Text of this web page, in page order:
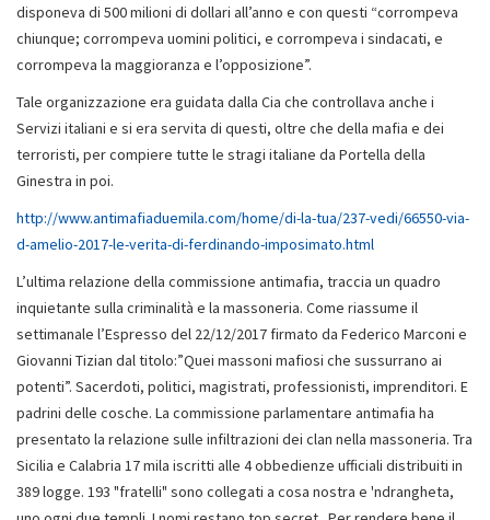
disponeva di 500 milioni di dollari all’anno e con questi “corrompeva
chiunque; corrompeva uomini politici, e corrompeva i sindacati, e
corrompeva la maggioranza e l’opposizione”.
Tale organizzazione era guidata dalla Cia che controllava anche i
Servizi italiani e si era servita di questi, oltre che della mafia e dei
terroristi, per compiere tutte le stragi italiane da Portella della
Ginestra in poi.
http://www.antimafiaduemila.com/home/di-la-tua/237-vedi/66550-via-
d-amelio-2017-le-verita-di-ferdinando-imposimato.html
L’ultima relazione della commissione antimafia, traccia un quadro
inquietante sulla criminalità e la massoneria. Come riassume il
settimanale l’Espresso del 22/12/2017 firmato da Federico Marconi e
Giovanni Tizian dal titolo:”Quei massoni mafiosi che sussurrano ai
potenti”. Sacerdoti, politici, magistrati, professionisti, imprenditori. E
padrini delle cosche. La commissione parlamentare antimafia ha
presentato la relazione sulle infiltrazioni dei clan nella massoneria. Tra
Sicilia e Calabria 17 mila iscritti alle 4 obbedienze ufficiali distribuiti in
389 logge. 193 "fratelli" sono collegati a cosa nostra e 'ndrangheta,